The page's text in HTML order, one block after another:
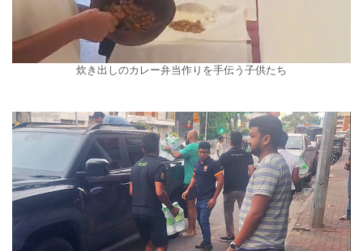
炊き出しのカレー弁当作りを手伝う子供たち